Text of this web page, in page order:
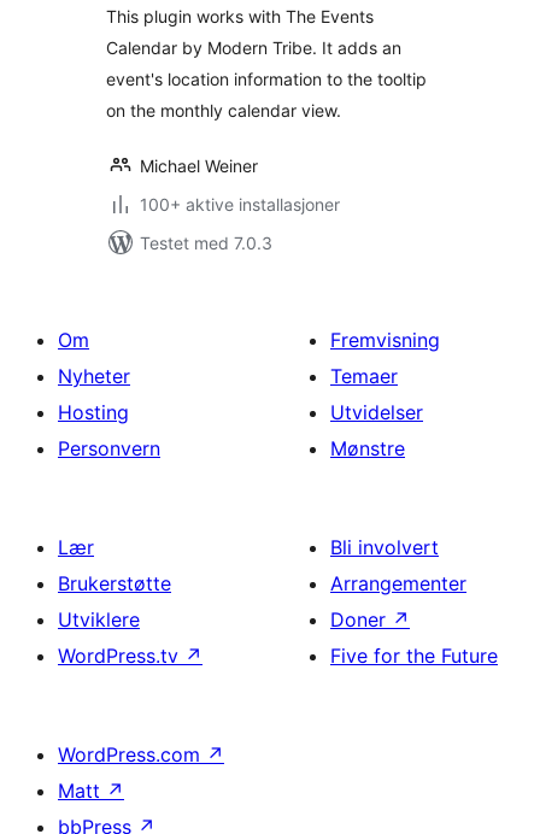
This plugin works with The Events
Calendar by Modern Tribe. It adds an
event's location information to the tooltip
on the monthly calendar view.
Michael Weiner
100+ aktive installasjoner
Testet med 7.0.3
Om
Nyheter
Hosting
Personvern
Fremvisning
Temaer
Utvidelser
Mønstre
Lær
Brukerstøtte
Utviklere
WordPress.tv ↗
Bli involvert
Arrangementer
Doner ↗
Five for the Future
WordPress.com ↗
Matt ↗
bbPress ↗